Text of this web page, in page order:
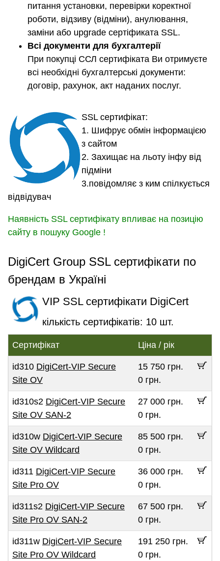
питання установки, перевірки коректної
роботи, відзиву (відміни), анулювання,
заміни або upgrade сертіфиката SSL.
Всі документи для бухгалтерії
При покупці ССЛ сертифіката Ви отримуєте
всі необхідні бухгалтерські документи:
договір, рахунок, акт наданих послуг.
SSL сертифікат:
1. Шифрує обмін інформацією
з сайтом
2. Захищає на льоту інфу від
підміни
3.повідомляє з ким спілкується
відвідувач
Наявність SSL сертифікату впливає на позицію
сайту в пошуку Google !
DigiCert Group SSL сертифікати по
брендам в Україні
VIP SSL сертифікати DigiCert
кількість сертифікатів: 10 шт.
Сертифікат Ціна / рік
id310 DigiCert-VIP Secure
Site OV
15 750 грн.
0 грн.
id310s2 DigiCert-VIP Secure
Site OV SAN-2
27 000 грн.
0 грн.
id310w DigiCert-VIP Secure
Site OV Wildcard
85 500 грн.
0 грн.
id311 DigiCert-VIP Secure
Site Pro OV
36 000 грн.
0 грн.
id311s2 DigiCert-VIP Secure
Site Pro OV SAN-2
67 500 грн.
0 грн.
id311w DigiCert-VIP Secure
Site Pro OV Wildcard
191 250 грн.
0 грн.